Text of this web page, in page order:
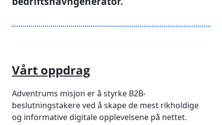
Vårt oppdrag
Adventrums misjon er å styrke B2B-
beslutningstakere ved å skape de mest rikholdige
og informative digitale opplevelsene på nettet.